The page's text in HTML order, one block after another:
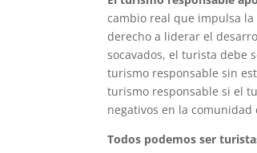
cambio real que impulsa
derecho a liderar el
socavados, el turista debe
turismo responsable sin
turismo responsable si el
negativos en la
Todos podemos ser